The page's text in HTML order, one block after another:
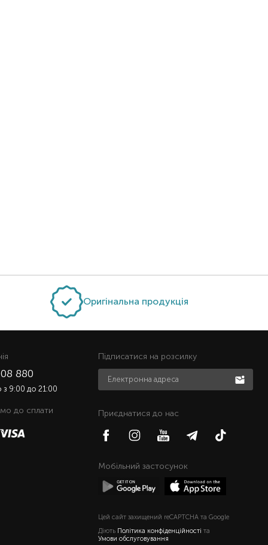
Оригінальна продукція
880
9:00 до 21:00
до сплати
Підписатися на розсилку
Приєднатися до нас
Мобільний застосунок
Цей сайт захищений reCAPTCHA та Google
Діють Політика конфіденційності та
Умови обслуговування